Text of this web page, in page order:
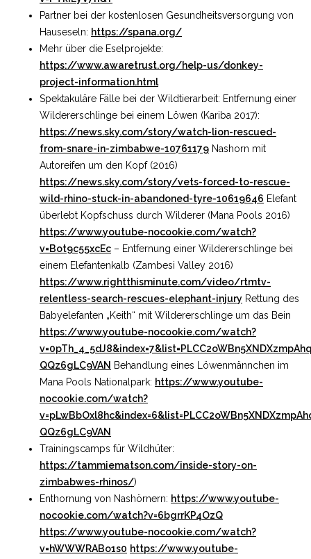
Partner bei der kostenlosen Gesundheitsversorgung von
Hauseseln: https://spana.org/
Mehr über die Eselprojekte:
https://www.awaretrust.org/help-us/donkey-
project-information.html
Spektakuläre Fälle bei der Wildtierarbeit: Entfernung einer
Wildererschlinge bei einem Löwen (Kariba 2017):
https://news.sky.com/story/watch-lion-rescued-
from-snare-in-zimbabwe-10761179 Nashorn mit
Autoreifen um den Kopf (2016)
https://news.sky.com/story/vets-forced-to-rescue-
wild-rhino-stuck-in-abandoned-tyre-10619646 Elefant
überlebt Kopfschuss durch Wilderer (Mana Pools 2016)
https://www.youtube-nocookie.com/watch?
v=Bot9c55xcEc – Entfernung einer Wildererschlinge bei
einem Elefantenkalb (Zambesi Valley 2016)
https://www.rightthisminute.com/video/rtmtv-
relentless-search-rescues-elephant-injury Rettung des
Babyelefanten „Keith“ mit Wildererschlinge um das Bein
https://www.youtube-nocookie.com/watch?
QQz6gLC9VAN Behandlung eines Löwenmännchen im
Mana Pools Nationalpark: https://www.youtube-
nocookie.com/watch?
QQz6gLC9VAN
Trainingscamps für Wildhüter:
https://tammiematson.com/inside-story-on-
zimbabwes-rhinos/)
Enthornung von Nashörnern: https://www.youtube-
nocookie.com/watch?v=6bgrrKP4OzQ
https://www.youtube-nocookie.com/watch?
v=hWWWRABo1s0 https://www.youtube-